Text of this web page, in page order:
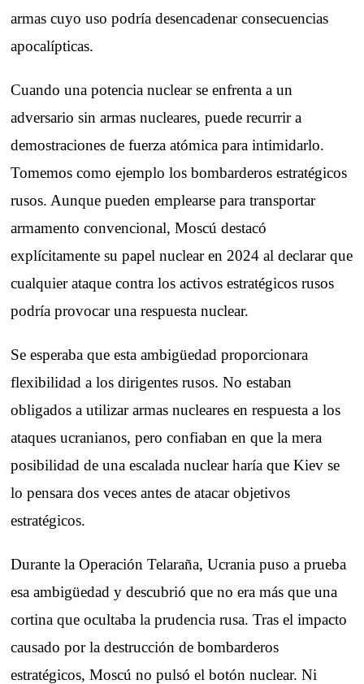
armas cuyo uso podría desencadenar consecuencias
apocalípticas.
Cuando una potencia nuclear se enfrenta a un
adversario sin armas nucleares, puede recurrir a
demostraciones de fuerza atómica para intimidarlo.
Tomemos como ejemplo los bombarderos estratégicos
rusos. Aunque pueden emplearse para transportar
armamento convencional, Moscú destacó
explícitamente su papel nuclear en 2024 al declarar que
cualquier ataque contra los activos estratégicos rusos
podría provocar una respuesta nuclear.
Se esperaba que esta ambigüedad proporcionara
flexibilidad a los dirigentes rusos. No estaban
obligados a utilizar armas nucleares en respuesta a los
ataques ucranianos, pero confiaban en que la mera
posibilidad de una escalada nuclear haría que Kiev se
lo pensara dos veces antes de atacar objetivos
estratégicos.
Durante la Operación Telaraña, Ucrania puso a prueba
esa ambigüedad y descubrió que no era más que una
cortina que ocultaba la prudencia rusa. Tras el impacto
causado por la destrucción de bombarderos
estratégicos, Moscú no pulsó el botón nuclear. Ni